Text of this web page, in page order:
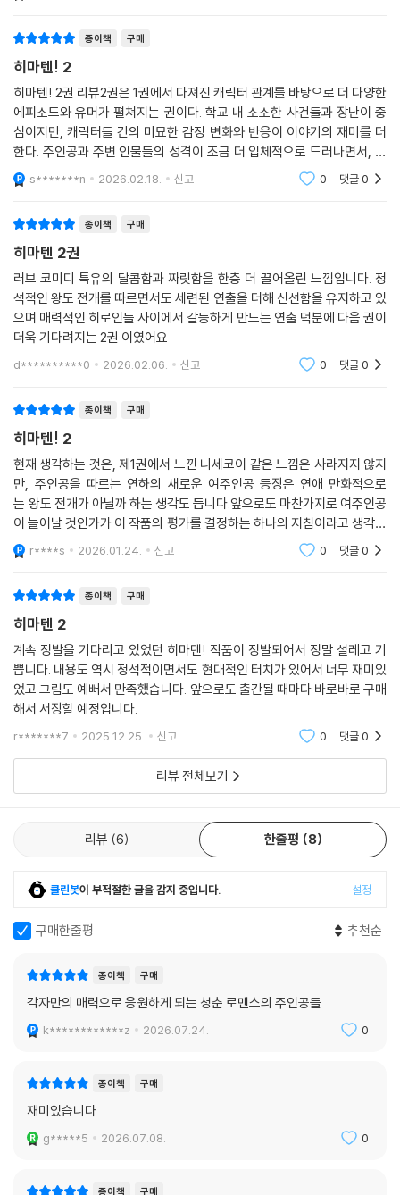
종이책 구매
히마텐! 2
히마텐! 2권 리뷰2권은 1권에서 다져진 캐릭터 관계를 바탕으로 더 다양한
에피소드와 유머가 펼쳐지는 권이다. 학교 내 소소한 사건들과 장난이 중
심이지만, 캐릭터들 간의 미묘한 감정 변화와 반응이 이야기의 재미를 더
한다. 주인공과 주변 인물들의 성격이 조금 더 입체적으로 드러나면서, 단
순한 개그물 이상의 몰입감을 준다.이번 권에서는 웃음 포인트와 감정선이
자연스럽게 섞여
s*******n 2026.02.18. 신고 0 댓글0
종이책 구매
히마텐 2권
러브 코미디 특유의 달콤함과 짜릿함을 한층 더 끌어올린 느낌입니다. 정
석적인 왕도 전개를 따르면서도 세련된 연출을 더해 신선함을 유지하고 있
으며 매력적인 히로인들 사이에서 갈등하게 만드는 연출 덕분에 다음 권이
더욱 기다려지는 2권 이였어요
d**********0 2026.02.06. 신고 0 댓글0
종이책 구매
히마텐! 2
현재 생각하는 것은, 제1권에서 느낀 니세코이 같은 느낌은 사라지지 않지
만, 주인공을 따르는 연하의 새로운 여주인공 등장은 연애 만화적으로
는 왕도 전개가 아닐까 하는 생각도 듭니다.앞으로도 마찬가지로 여주인공
이 늘어날 것인가가 이 작품의 평가를 결정하는 하나의 지침이라고 생각합
니다r****s 2026.01.24. 신고 0 댓글0
종이책 구매
히마텐 2
계속 정발을 기다리고 있었던 히마텐! 작품이 정발되어서 정말 설레고 기
쁩니다. 내용도 역시 정석적이면서도 현대적인 터치가 있어서 너무 재미있
었고 그림도 예뻐서 만족했습니다. 앞으로도 출간될 때마다 바로바로 구매
해서 서장할 예정입니다.
r*******7 2025.12.25. 신고 0 댓글0
리뷰 전체보기
리뷰 6 한줄평 8
클린봇이 부적절한 글을 감지 중입니다. 설정
구매한줄평 추천순
종이책 구매
각자만의 매력으로 응원하게 되는 청춘 로맨스의 주인공들
k************z 2026.07.24. 0
종이책 구매
재미있습니다
g*****5 2026.07.08. 0
종이책 구매